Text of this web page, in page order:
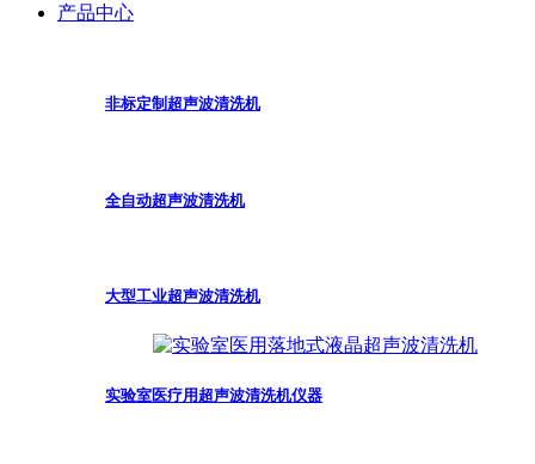
产品中心
非标定制超声波清洗机
全自动超声波清洗机
大型工业超声波清洗机
实验室医疗用超声波清洗机仪器